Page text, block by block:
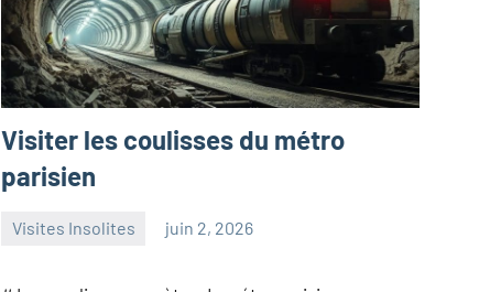
Visiter les coulisses du métro
parisien
Visites Insolites juin 2, 2026